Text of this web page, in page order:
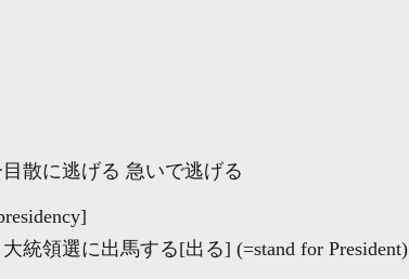
散に逃げる 急いで逃げる
統領選に出馬する[出る] (=stand for President)